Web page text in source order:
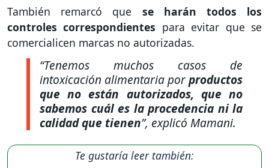
También remarcó que se harán todos los
controles correspondientes para evitar que se
comercialicen marcas no autorizadas.
“Tenemos muchos casos de
intoxicación alimentaria porproductos
que no están autorizados, que no
sabemos cuál es la procedencia ni la
calidad que tienen”, explicó Mamani.
Te gustaría leer también: